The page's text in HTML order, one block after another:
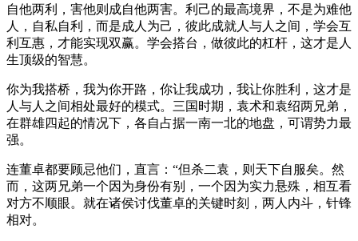
自他两利，害他则成自他两害。利己的最高境界，不是为难他
人，自私自利，而是成人为己，彼此成就人与人之间，学会互
利互惠，才能实现双赢。学会搭台，做彼此的杠杆，这才是人
生顶级的智慧。
你为我搭桥，我为你开路，你让我成功，我让你胜利，这才是
人与人之间相处最好的模式。三国时期，袁术和袁绍两兄弟，
在群雄四起的情况下，各自占据一南一北的地盘，可谓势力最
强。
连董卓都要顾忌他们，直言：“但杀二袁，则天下自服矣。然
而，这两兄弟一个因为身份有别，一个因为实力悬殊，相互看
对方不顺眼。就在诸侯讨伐董卓的关键时刻，两人内斗，针锋
相对。